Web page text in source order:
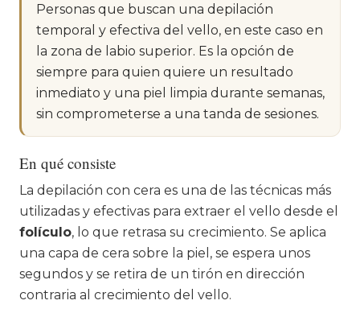
Personas que buscan una depilación
temporal y efectiva del vello, en este caso en
la zona de labio superior. Es la opción de
siempre para quien quiere un resultado
inmediato y una piel limpia durante semanas,
sin comprometerse a una tanda de sesiones.
En qué consiste
La depilación con cera es una de las técnicas más
utilizadas y efectivas para extraer el vello desde el
folículo, lo que retrasa su crecimiento. Se aplica
una capa de cera sobre la piel, se espera unos
segundos y se retira de un tirón en dirección
contraria al crecimiento del vello.